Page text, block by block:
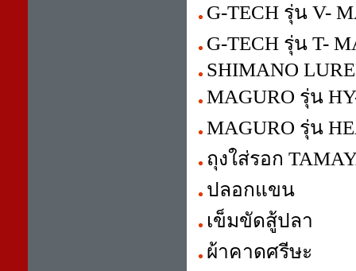
G-TECH รุ่น V-
G-TECH รุ่น T-
SHIMANO
MAGURO รุ่น
MAGURO รุ่น
ถุงใส่รอก
ปลอกแขน
เข็มขัดสู้ปลา
ผ้าคาดศรีษะ